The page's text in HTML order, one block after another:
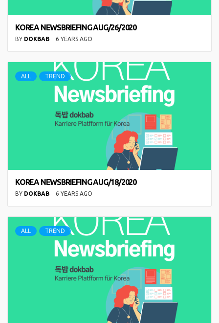
KOREA NEWSBRIEFING AUG/26/2020
BY DOKBAB 6 YEARS AGO
ALL TREND
KOREA NEWSBRIEFING AUG/18/2020
BY DOKBAB 6 YEARS AGO
ALL TREND